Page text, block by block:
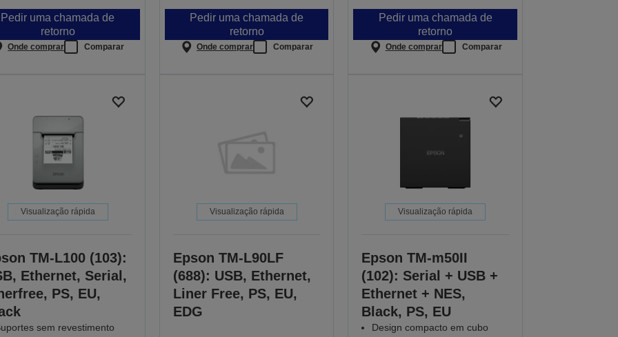
Pedir uma chamada de
retorno
Onde comprar Comparar
Pedir uma chamada de
retorno
Onde comprar Comparar
Pedir uma chamada de
retorno
Onde comprar Comparar
Visualização rápida
TM-L100 (103):
Ethernet, Serial,
PS, EU,
sem revestimento
Visualização rápida
Epson TM-L90LF
(688): USB, Ethernet,
Liner Free, PS, EU,
EDG
Visualização rápida
Epson TM-m50II
(102): Serial + USB +
Ethernet + NES,
Black, PS, EU
Design compacto em cubo